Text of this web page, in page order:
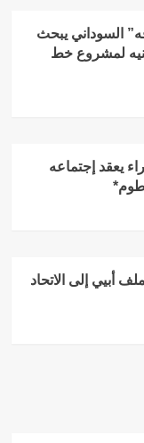
السوداني يبحث
لمشروع خط
يعقد إجتماعه
أبيي إلى الاتحاد